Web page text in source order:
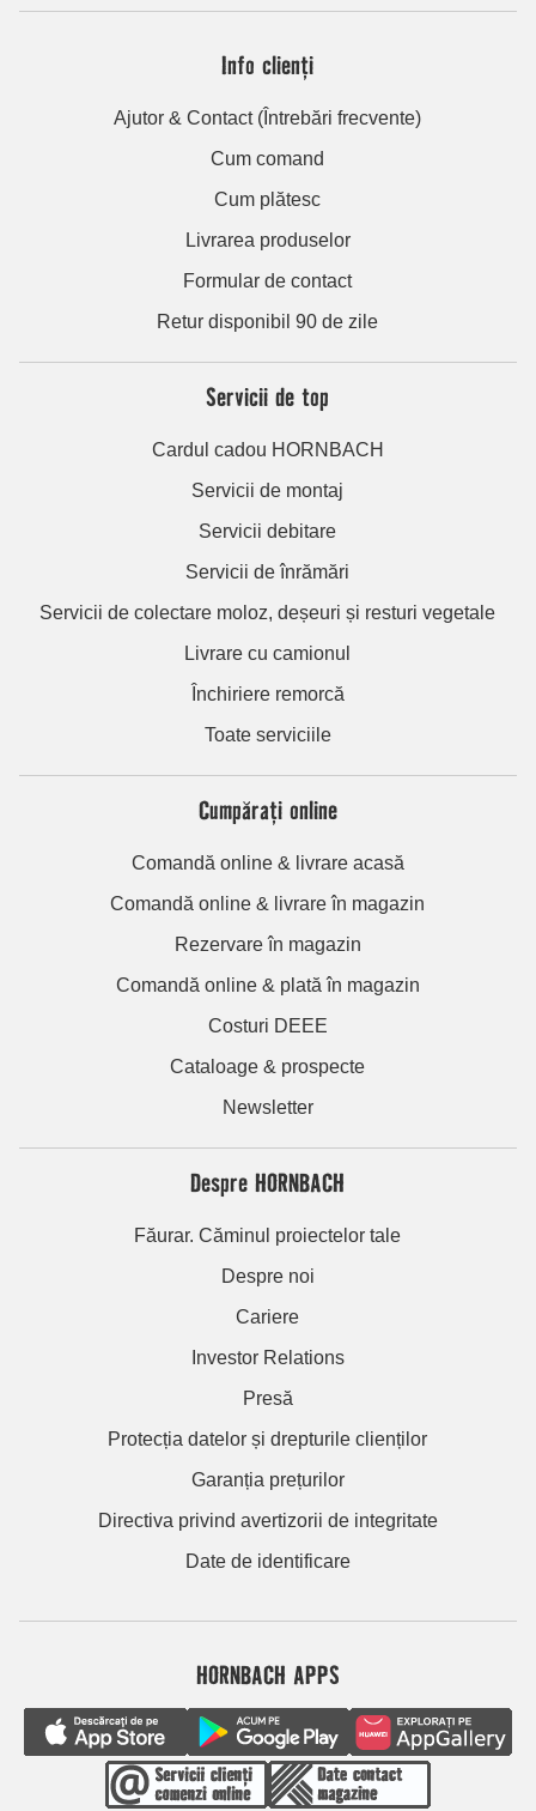
Info clienți
Ajutor & Contact (Întrebări frecvente)
Cum comand
Cum plătesc
Livrarea produselor
Formular de contact
Retur disponibil 90 de zile
Servicii de top
Cardul cadou HORNBACH
Servicii de montaj
Servicii debitare
Servicii de înrămări
Servicii de colectare moloz, deșeuri și resturi vegetale
Livrare cu camionul
Închiriere remorcă
Toate serviciile
Cumpărați online
Comandă online & livrare acasă
Comandă online & livrare în magazin
Rezervare în magazin
Comandă online & plată în magazin
Costuri DEEE
Cataloage & prospecte
Newsletter
Despre HORNBACH
Făurar. Căminul proiectelor tale
Despre noi
Cariere
Investor Relations
Presă
Protecția datelor și drepturile clienților
Garanția prețurilor
Directiva privind avertizorii de integritate
Date de identificare
HORNBACH APPS